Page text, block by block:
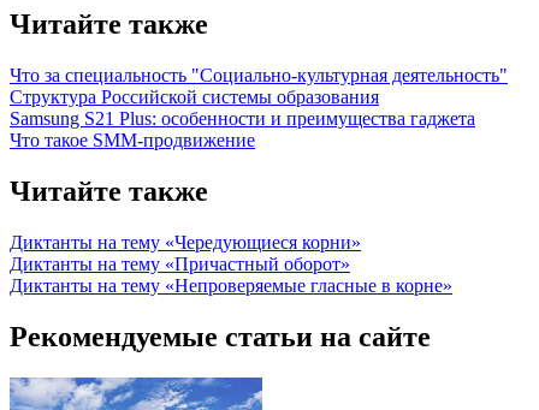
Читайте также
Что за специальность "Социально-культурная деятельность"
Структура Российской системы образования
Samsung S21 Plus: особенности и преимущества гаджета
Что такое SMM-продвижение
Читайте также
Диктанты на тему «Чередующиеся корни»
Диктанты на тему «Причастный оборот»
Диктанты на тему «Непроверяемые гласные в корне»
Рекомендуемые статьи на сайте